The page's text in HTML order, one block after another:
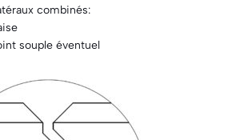
combinés:
souple éventuel